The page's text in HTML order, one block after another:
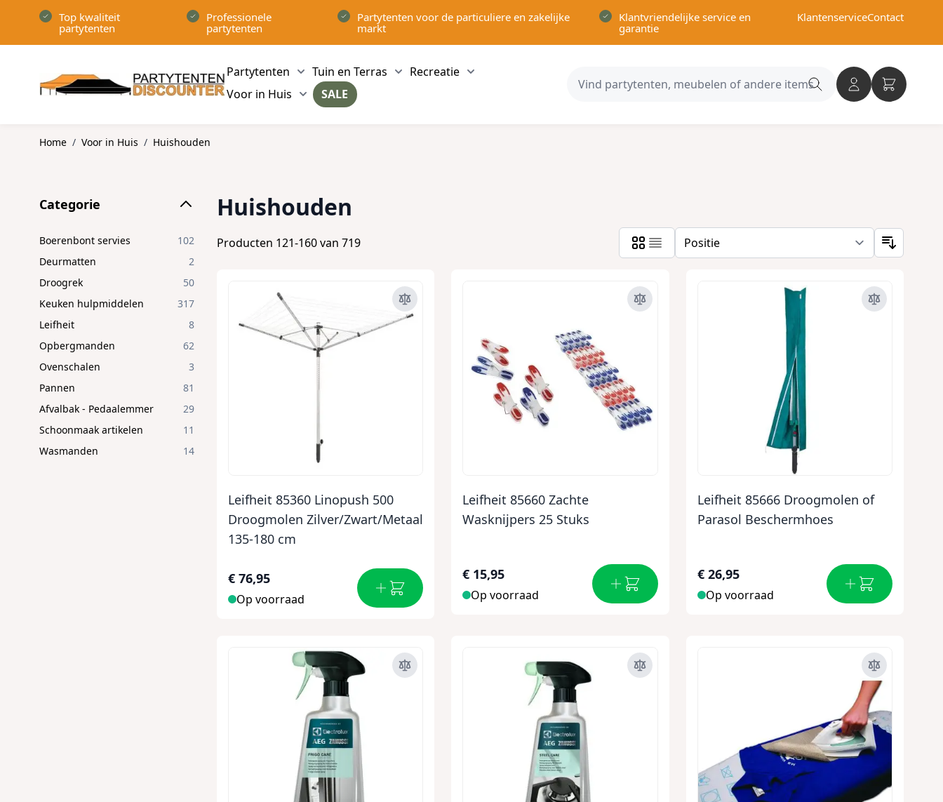
Top kwaliteit
partytenten
Professionele
partytenten
Partytenten voor de particuliere en zakelijke
markt
Klantvriendelijke service en
garantie
KlantenserviceContact
Partytenten
Show submenu for Partytenten category
Tuin en Terras
Show submenu for Tuin en Terras category
Recreatie
Show submenu for Recreatie category
Voor in Huis
Show submenu for Voor in Huis category
SALE
Search
Home / Voor in Huis / Huishouden
Skip to product list
Categorie
Boerenbont servies
102
Deurmatten
2
Droogrek
50
Keuken hulpmiddelen
317
Leifheit
8
Opbergmanden
62
Ovenschalen
3
Pannen
81
Afvalbak - Pedaalemmer
29
Schoonmaak artikelen
11
Wasmanden
14
Huishouden
Producten 121-160van 719
Leifheit 85360 Linopush 500
Droogmolen Zilver/Zwart/Metaal
135-180 cm
€ 76,95
Op voorraad
Leifheit 85660 Zachte
Wasknijpers 25 Stuks
€ 15,95
Op voorraad
Leifheit 85666 Droogmolen of
Parasol Beschermhoes
€ 26,95
Op voorraad